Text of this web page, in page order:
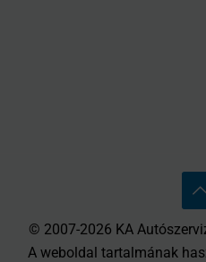
© 2007-2026 KA
A weboldal tartalmának